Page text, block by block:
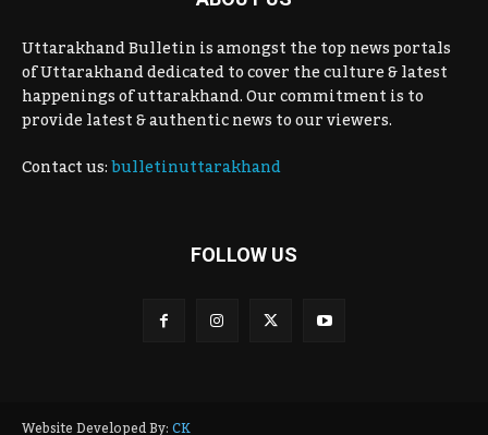
Uttarakhand Bulletin is amongst the top news portals
of Uttarakhand dedicated to cover the culture & latest
happenings of uttarakhand. Our commitment is to
provide latest & authentic news to our viewers.
Contact us:bulletinuttarakhand
FOLLOW US
Website Developed By:CK